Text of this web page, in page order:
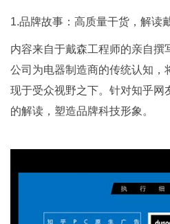
1.品牌故事：高质量干货，解读
内容来自于戴森工程师的亲自撰
公司为电器制造商的传统认知，
现于受众视野之下。针对知乎网
的解读，塑造品牌科技形象。